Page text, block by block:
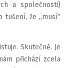
a společnosti)
tušení, že „musí“
Skutečně. Je
přichází zcela